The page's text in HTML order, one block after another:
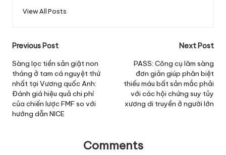
View All Posts
Post
navigation
Previous Post
Sàng lọc tiền sản giật non
tháng ở tam cá nguyệt thứ
nhất tại Vương quốc Anh:
Đánh giá hiệu quả chi phí
của chiến lược FMF so với
hướng dẫn NICE
Next Post
PASS: Công cụ lâm sàng
đơn giản giúp phân biệt
thiếu máu bất sản mắc phải
với các hội chứng suy tủy
xương di truyền ở người lớn
Comments